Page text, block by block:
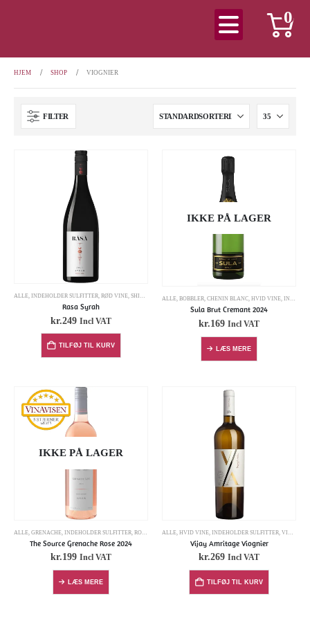
0
HJEM SHOP VIOGNIER
FILTER
ALLE, INDEHOLDER SULFITTER, RØD VINE, SHIRAZ/SYRAH ,VIOGNIER
Rasa Syrah
kr.249 Incl VAT
TILFØJ TIL KURV
IKKE PÅ LAGER
ALLE, BOBBLER, CHENIN BLANC, HVID VINE, INDEHOLDER SULFITTER
Sula Brut Cremant 2024
kr.169 Incl VAT
LÆS MERE
IKKE PÅ LAGER
ALLE GRENACHE INDEHOLDER SULFITTER ROSÉ VIOGNIER
The Source Grenache Rose 2024
kr.199 Incl VAT
LÆS MERE
ALLE HVID VINE INDEHOLDER SULFITTER VIOGNIER
Vijay Amritage Viognier
kr.269 Incl VAT
TILFØJ TIL KURV